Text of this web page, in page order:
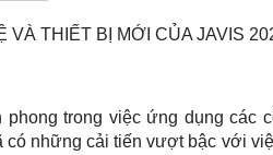
VÀ THIẾT BỊ MỚI CỦA JAVIS
trong việc ứng dụng các
có những cải tiến vượt bậc với